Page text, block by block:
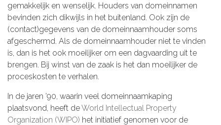
gemakkelijk en wenselijk. Houders van domeinnamen
bevinden zich dikwijls in het buitenland. Ook zijn de
(contact)gegevens van de domeinnaamhouder soms
afgeschermd. Als de domeinnaamhouder niet te vinden
is, dan is het ook moeilijker om een dagvaarding uit te
brengen. Bij winst van de zaak is het dan moeilijker de
proceskosten te verhalen.
In de jaren ’90, waarin veel domeinnaamkaping
plaatsvond, heeft deWorld Intellectual Property
Organization (WIPO) het initiatief genomen voor de